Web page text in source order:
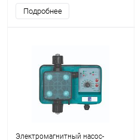
Подробнее
Электромагнитный насос-